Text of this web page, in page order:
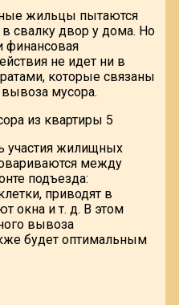
жильцы пытаются
свалку двор у дома. Но
финансовая
не идет ни в
которые связаны
вывоза мусора.
участия жилищных
между
подъезда:
приводят в
окна и т. д. В этом
вывоза
будет оптимальным